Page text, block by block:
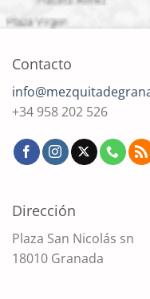
Contacto
+34 958 202 526
Dirección
Plaza San Nicolás sn
18010 Granada